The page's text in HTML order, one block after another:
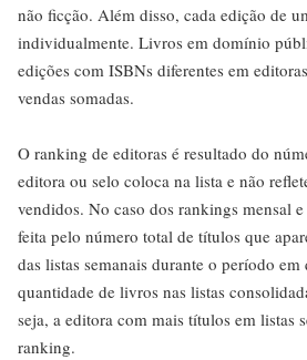
não ficção. Além disso, cada edição de
individualmente. Livros em domínio
edições com ISBNs diferentes em
vendas somadas.
O ranking de editoras é resultado do
editora ou selo coloca na lista e não
vendidos. No caso dos rankings mensal
feita pelo número total de títulos que
das listas semanais durante o período em
quantidade de livros nas listas
seja, a editora com mais títulos em listas
ranking.